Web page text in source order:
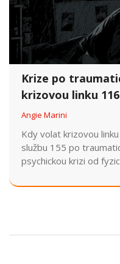
Krize po
krizovou linku
službu 155
Angie Marini
Kdy volat krizovou
službu 155 po
psychickou krizi od